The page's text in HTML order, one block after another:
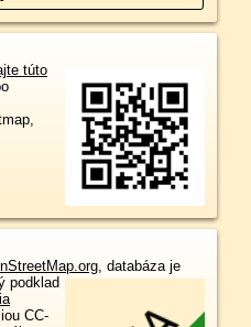
túto
, databáza je
podklad
CC-